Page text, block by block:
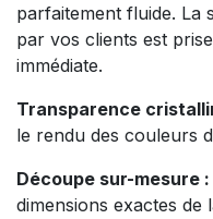
parfaitement fluide. La
par vos clients est
immédiate.
Transparence
le rendu des couleurs
Découpe sur-mesure :
dimensions exactes